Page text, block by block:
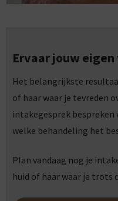
Ervaar jouw
Het belangrijkste
of haar waar je tevreden
intakegesprek bespreken
welke behandeling het
Plan vandaag nog je
huid of haar waar je trots